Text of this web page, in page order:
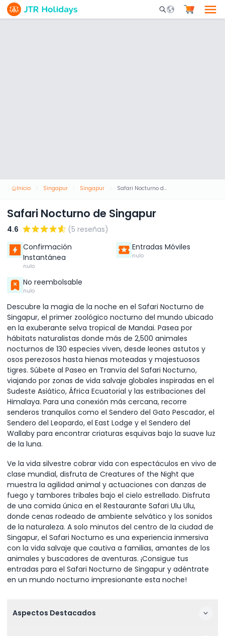
Mobile Search
Inicio Singapur Singapur Safari Nocturno de Singapur
Safari Nocturno de Singapur
4.6
(5 reseñas)
Confirmación
Instantánea
nulo
Entradas Móviles
nulo
No reembolsable
nulo
Descubre la magia de la noche en el Safari Nocturno de
Singapur, el primer zoológico nocturno del mundo ubicado
en la exuberante selva tropical de Mandai. Pasea por
hábitats naturalistas donde más de 2,500 animales
nocturnos de 130 especies viven, desde leones astutos y
osos perezosos hasta hienas moteadas y majestuosos
tigres. Súbete al Paseo en Tranvía del Safari Nocturno,
viajando por zonas de vida salvaje globales inspiradas en el
Sudeste Asiático, África Ecuatorial y las estribaciones del
Himalaya. Para una conexión más cercana, recorre
senderos tranquilos como el Sendero del Gato Pescador, el
Sendero del Leopardo, el East Lodge y el Sendero del
Wallaby para encontrar criaturas esquivas bajo la suave luz
de la luna.
Ve la vida silvestre cobrar vida con espectáculos en vivo de
clase mundial, disfruta de Creatures of the Night que
muestra la agilidad animal y actuaciones con danzas de
fuego y tambores tribales bajo el cielo estrellado. Disfruta
de una comida única en el Restaurante Safari Ulu Ulu,
donde cenas rodeado de ambiente selvático y los sonidos
de la naturaleza. A solo minutos del centro de la ciudad de
Singapur, el Safari Nocturno es una experiencia inmersiva
con la vida salvaje que cautiva a familias, amantes de los
animales y buscadores de aventuras. ¡Consigue tus
entradas para el Safari Nocturno de Singapur y adéntrate
en un mundo nocturno impresionante esta noche!
Aspectos Destacados